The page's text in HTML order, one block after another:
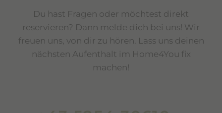
Du hast Fragen oder möchtest direkt
reservieren? Dann melde dich bei uns! Wir
freuen uns, von dir zu hören. Lass uns deinen
nächsten Aufenthalt im Home4You fix
machen!